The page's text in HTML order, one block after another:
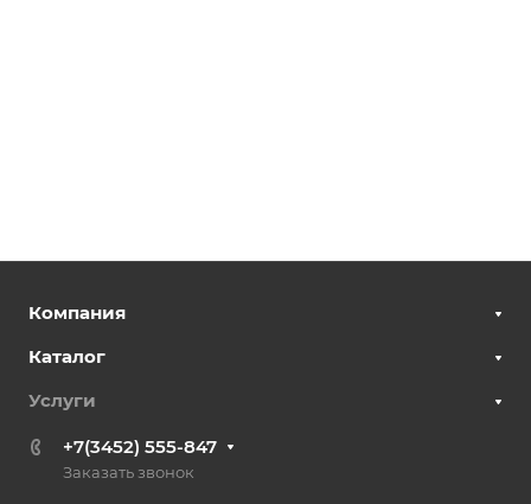
Компания
Каталог
Услуги
+7(3452) 555-847
Заказать звонок